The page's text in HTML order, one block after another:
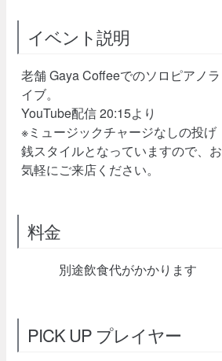
イベント説明
老舗 Gaya Coffeeでのソロピアノラ
イブ。
YouTube配信 20:15より
※ミュージックチャージなしの投げ
銭スタイルとなっていますので、お
気軽にご来店ください。
料金
別途飲食代がかかります
PICK UP プレイヤー